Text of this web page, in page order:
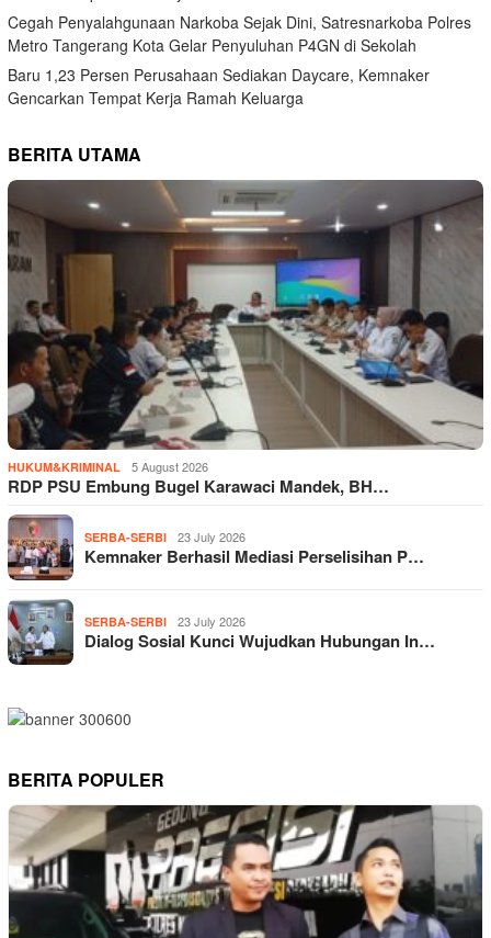
Cegah Penyalahgunaan Narkoba Sejak Dini, Satresnarkoba Polres
Metro Tangerang Kota Gelar Penyuluhan P4GN di Sekolah
Baru 1,23 Persen Perusahaan Sediakan Daycare, Kemnaker
Gencarkan Tempat Kerja Ramah Keluarga
BERITA UTAMA
HUKUM&KRIMINAL 5 August 2026
RDP PSU Embung Bugel Karawaci Mandek, BH…
SERBA-SERBI 23 July 2026
Kemnaker Berhasil Mediasi Perselisihan P…
SERBA-SERBI 23 July 2026
Dialog Sosial Kunci Wujudkan Hubungan In…
BERITA POPULER